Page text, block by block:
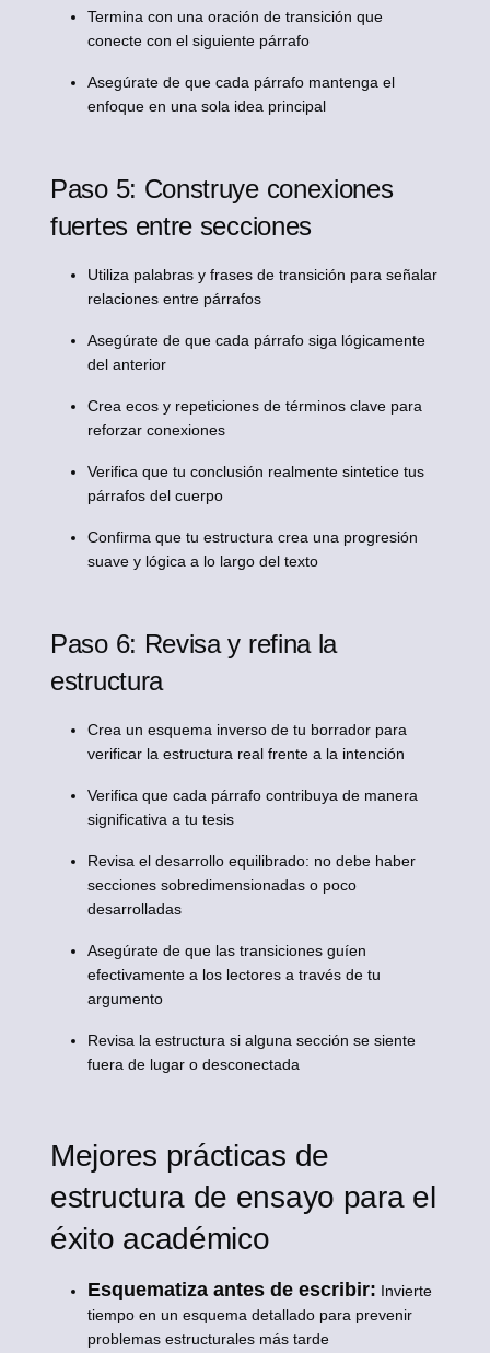
Termina con una oración de transición que
conecte con el siguiente párrafo
Asegúrate de que cada párrafo mantenga el
enfoque en una sola idea principal
Paso 5: Construye conexiones
fuertes entre secciones
Utiliza palabras y frases de transición para señalar
relaciones entre párrafos
Asegúrate de que cada párrafo siga lógicamente
del anterior
Crea ecos y repeticiones de términos clave para
reforzar conexiones
Verifica que tu conclusión realmente sintetice tus
párrafos del cuerpo
Confirma que tu estructura crea una progresión
suave y lógica a lo largo del texto
Paso 6: Revisa y refina la
estructura
Crea un esquema inverso de tu borrador para
verificar la estructura real frente a la intención
Verifica que cada párrafo contribuya de manera
significativa a tu tesis
Revisa el desarrollo equilibrado: no debe haber
secciones sobredimensionadas o poco
desarrolladas
Asegúrate de que las transiciones guíen
efectivamente a los lectores a través de tu
argumento
Revisa la estructura si alguna sección se siente
fuera de lugar o desconectada
Mejores prácticas de
estructura de ensayo para el
éxito académico
Esquematiza antes de escribir: Invierte
tiempo en un esquema detallado para prevenir
problemas estructurales más tarde